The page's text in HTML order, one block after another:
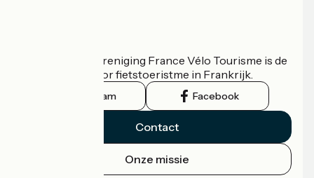
De nationale vereniging France Vélo Tourisme is de
officiële gids voor fietstoeristme in Frankrijk.
Instagram Facebook
Contact
Onze missie